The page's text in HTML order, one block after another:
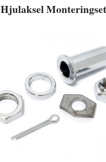
Hjulaksel